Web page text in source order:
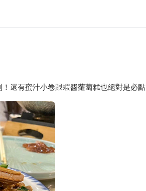
還有蜜汁小卷跟蝦醬蘿蔔糕也絕對是必點